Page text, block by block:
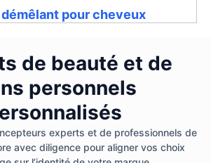
pour cheveux
de beauté et de
personnels
experts et de professionnels de
avec diligence pour aligner vos choix